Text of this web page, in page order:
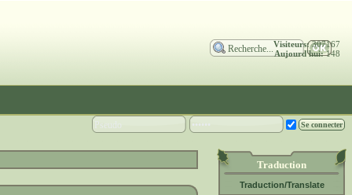
Visiteurs:307167
Aujourd'hui:148
Traduction
Traduction/Translate